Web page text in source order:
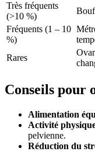
Très fréquents
(>10 %)
Fréquents (1 – 10
%)
Rares
Conseils pour
Alimentation
Activité
pelvienne.
Réduction du